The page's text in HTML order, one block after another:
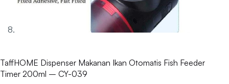
TaffHOME Dispenser Makanan Ikan Otomatis Fish Feeder
Timer 200ml – CY-039